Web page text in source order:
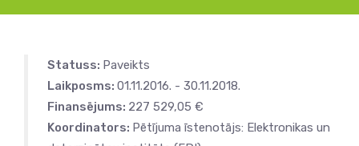
Statuss: Paveikts
Laikposms: 01.11.2016. - 30.11.2018.
Finansējums: 227 529,05 €
Koordinators: Pētījuma īstenotājs: Elektronikas un